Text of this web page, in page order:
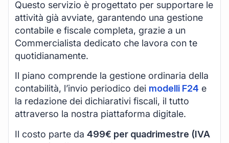
Questo servizio è progettato per supportare le
attività già avviate, garantendo una gestione
contabile e fiscale completa, grazie a un
Commercialista dedicato che lavora con te
quotidianamente.
Il piano comprende la gestione ordinaria della
contabilità, l’invio periodico dei modelli F24 e
la redazione dei dichiarativi fiscali, il tutto
attraverso la nostra piattaforma digitale.
Il costo parte da 499€ per quadrimestre (IVA